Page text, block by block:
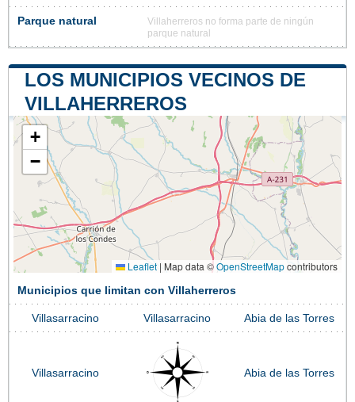
Parque natural
Villaherreros no forma parte de ningún
parque natural
LOS MUNICIPIOS VECINOS DE
VILLAHERREROS
+
−
Leaflet | Map data ©OpenStreetMapcontributors
Municipios que limitan con Villaherreros
Villasarracino Villasarracino Abia de las Torres
Villasarracino Abia de las Torres